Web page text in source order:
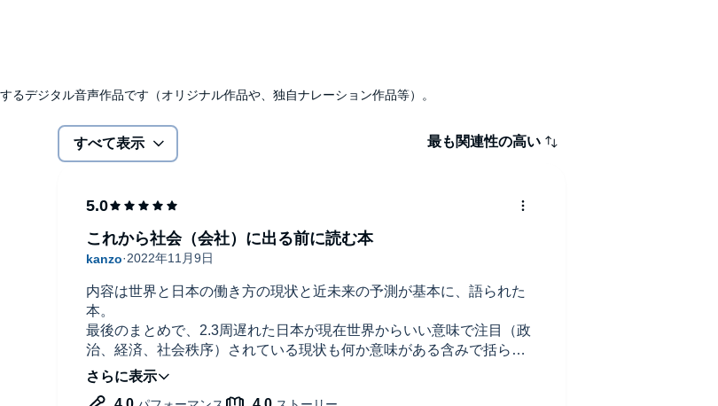
るデジタル音声作品です（オリジナル作品や、独自ナレーション作品等）。
すべて表示 最も関連性の高い
内容は世界と日本の働き方の現状と近未来の予測が基本に、語られた
本。
最後のまとめで、2.3周遅れた日本が現在世界からいい意味で注目（政
治、経済、社会秩序）されている現状も何か意味がある含みで括られ
ている…
これから社会（会社）に出る前に読む本